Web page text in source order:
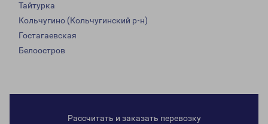
Тайтурка
Кольчугино (Кольчугинский р-н)
Гостагаевская
Белоостров
Рассчитать и заказать перевозку